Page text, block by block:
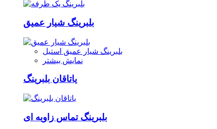
بلبرینگ شیار عمیق
بلبرینگ شیار عمیق استیل
نمایش بیشتر
یاتاقان بلبرینگ
بلبرینگ تماس زاویه ای